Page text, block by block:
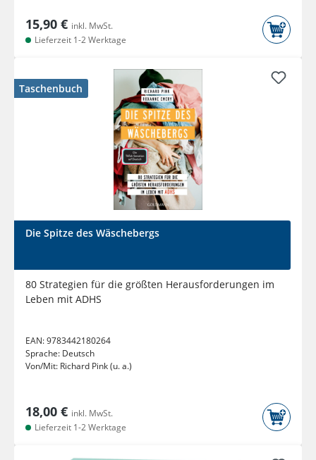
15,90 € inkl. MwSt.
Lieferzeit 1-2 Werktage
Taschenbuch
Die Spitze des Wäschebergs
80 Strategien für die größten Herausforderungen im
Leben mit ADHS
EAN:9783442180264
Sprache: Deutsch
Von/Mit: Richard Pink (u. a.)
18,00 € inkl. MwSt.
Lieferzeit 1-2 Werktage